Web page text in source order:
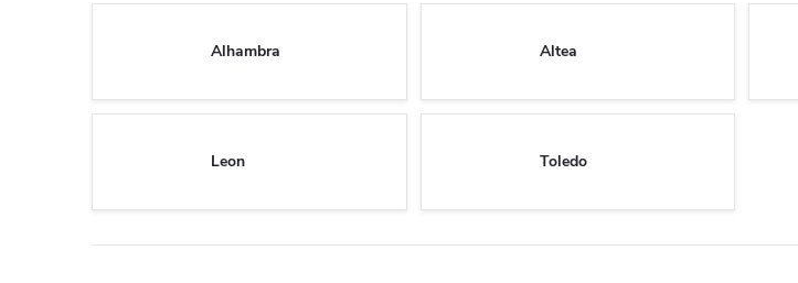
Alhambra Altea
Leon Toledo